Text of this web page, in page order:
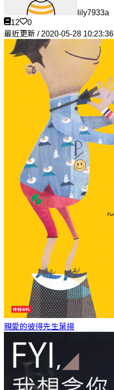
lily7933a
12
0
最近更新 / 2020-05-28 10:23:36
親愛的彼得先生葉揚